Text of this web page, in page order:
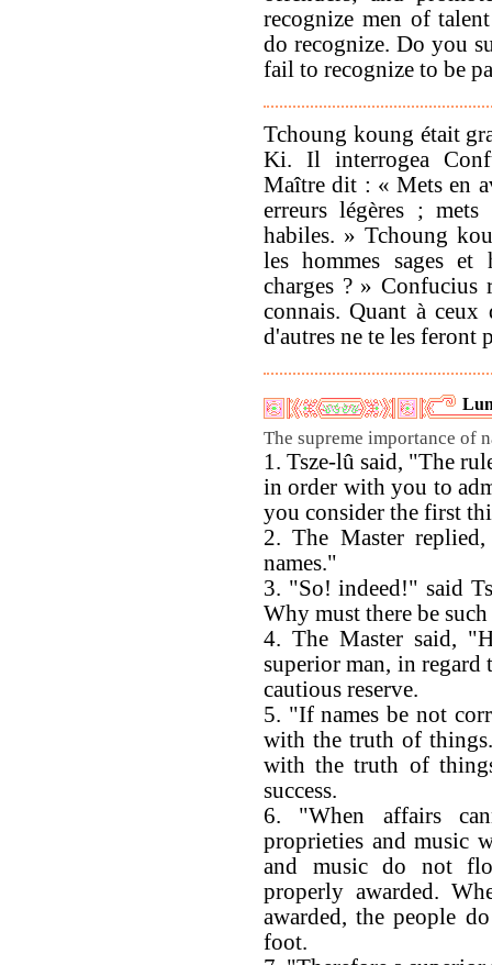
recognize men of
do recognize. Do you
fail to recognize to be
Tchoung koung était
Ki. Il interrogea
Maître dit : « Mets en
erreurs légères ; mets
habiles. » Tchoung
les hommes sages
charges ? » Confucius
connais. Quant à ceux
d'autres ne te les feront
The supreme importance of
1. Tsze-lû said, "The
in order with you to
you consider the first
2. The Master
names."
3. "So! indeed!" said
Why must there be
4. The Master said,
superior man, in regard
cautious reserve.
5. "If names be not
with the truth of
with the truth of
success.
6. "When affairs
proprieties and music
and music do not
properly awarded.
awarded, the people
foot.